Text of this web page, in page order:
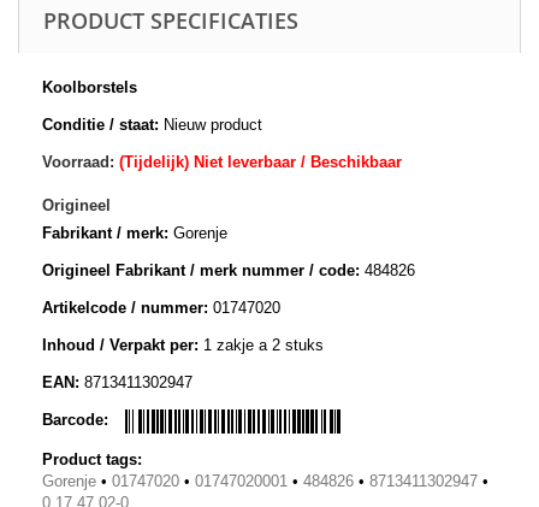
PRODUCT SPECIFICATIES
Koolborstels
Conditie / staat: Nieuw product
Voorraad: (Tijdelijk) Niet leverbaar / Beschikbaar
Origineel
Fabrikant / merk: Gorenje
Origineel Fabrikant / merk nummer / code: 484826
Artikelcode / nummer: 01747020
Inhoud / Verpakt per: 1 zakje a 2 stuks
EAN: 8713411302947
Barcode:
Product tags:
Gorenje • 01747020 • 01747020001 • 484826 • 8713411302947 •
0.17.47.02-0